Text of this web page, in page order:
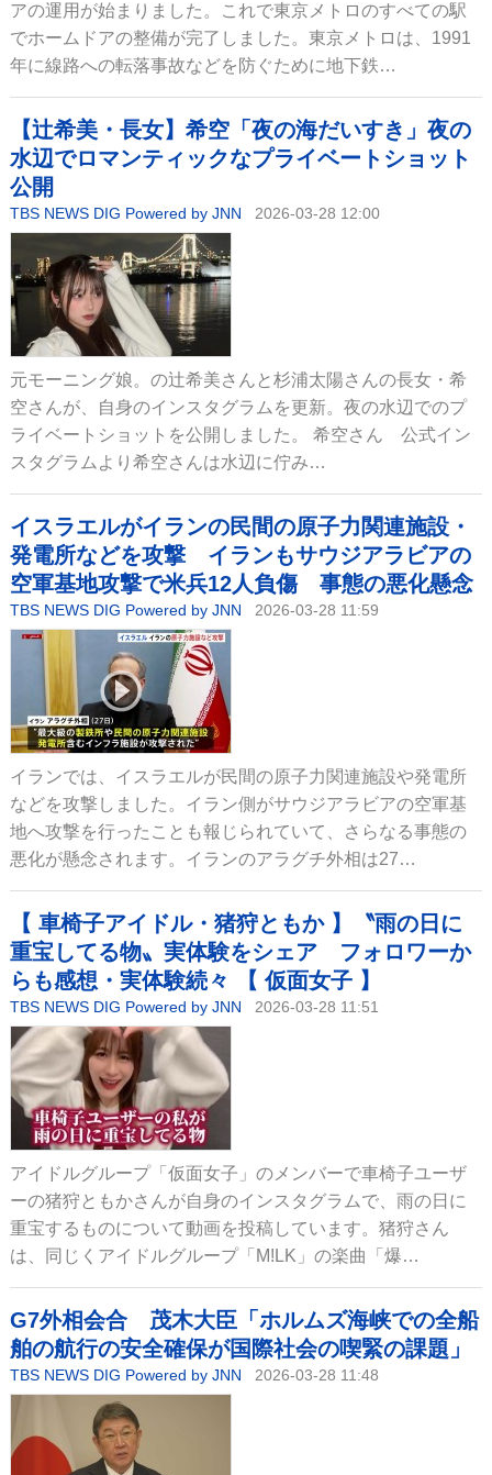
アの運用が始まりました。これで東京メトロのすべての駅
でホームドアの整備が完了しました。東京メトロは、1991
年に線路への転落事故などを防ぐために地下鉄…
【辻希美・長女】希空「夜の海だいすき」夜の
水辺でロマンティックなプライベートショット
公開
TBS NEWS DIG Powered by JNN 2026-03-28 12:00
元モーニング娘。の辻希美さんと杉浦太陽さんの長女・希
空さんが、自身のインスタグラムを更新。夜の水辺でのプ
ライベートショットを公開しました。 希空さん 公式イン
スタグラムより希空さんは水辺に佇み…
イスラエルがイランの民間の原子力関連施設・
発電所などを攻撃 イランもサウジアラビアの
空軍基地攻撃で米兵12人負傷 事態の悪化懸念
TBS NEWS DIG Powered by JNN 2026-03-28 11:59
イランでは、イスラエルが民間の原子力関連施設や発電所
などを攻撃しました。イラン側がサウジアラビアの空軍基
地へ攻撃を行ったことも報じられていて、さらなる事態の
悪化が懸念されます。イランのアラグチ外相は27…
【 車椅子アイドル・猪狩ともか 】〝雨の日に
重宝してる物〟実体験をシェア フォロワーか
らも感想・実体験続々 【 仮面女子 】
TBS NEWS DIG Powered by JNN 2026-03-28 11:51
アイドルグループ「仮面女子」のメンバーで車椅子ユーザ
ーの猪狩ともかさんが自身のインスタグラムで、雨の日に
重宝するものについて動画を投稿しています。猪狩さん
は、同じくアイドルグループ「M!LK」の楽曲「爆…
G7外相会合 茂木大臣「ホルムズ海峡での全船
舶の航行の安全確保が国際社会の喫緊の課題」
TBS NEWS DIG Powered by JNN 2026-03-28 11:48